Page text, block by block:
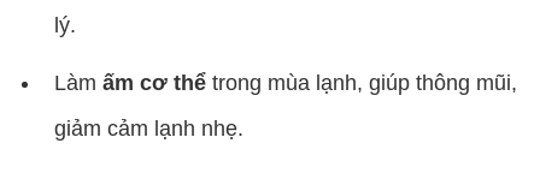
lý.
Làm ấm cơ thể trong mùa lạnh, giúp thông mũi,
giảm cảm lạnh nhẹ.